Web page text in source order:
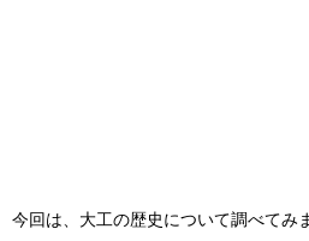
今回は、大工の歴史について調べてみ